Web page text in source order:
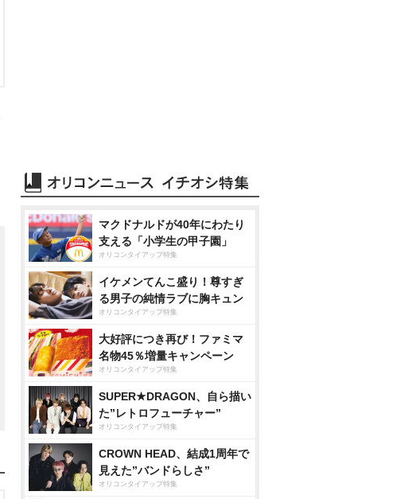
マクドナルドが40年にわたり
支える「小学生の甲子園」
オリコンタイアップ特集
イケメンてんこ盛り！尊すぎ
る男子の純情ラブに胸キュン
オリコンタイアップ特集
大好評につき再び！ファミマ
名物45％増量キャンペーン
オリコンタイアップ特集
SUPER★DRAGON、自ら描い
た”レトロフューチャー”
オリコンタイアップ特集
CROWN HEAD、結成1周年で
見えた”バンドらしさ”
オリコンタイアップ特集